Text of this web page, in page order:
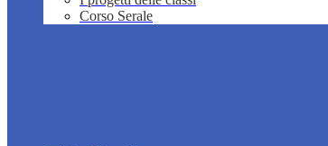
Corso Serale